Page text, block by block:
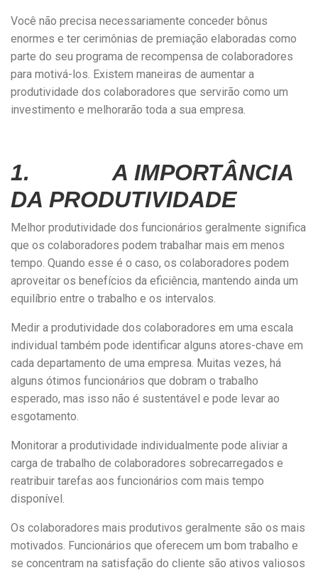
Você não precisa necessariamente conceder bônus
enormes e ter cerimônias de premiação elaboradas como
parte do seu programa de recompensa de colaboradores
para motivá-los. Existem maneiras de aumentar a
produtividade dos colaboradores que servirão como um
investimento e melhorarão toda a sua empresa.
1. A IMPORTÂNCIA
DA PRODUTIVIDADE
Melhor produtividade dos funcionários geralmente significa
que os colaboradores podem trabalhar mais em menos
tempo. Quando esse é o caso, os colaboradores podem
aproveitar os benefícios da eficiência, mantendo ainda um
equilíbrio entre o trabalho e os intervalos.
Medir a produtividade dos colaboradores em uma escala
individual também pode identificar alguns atores-chave em
cada departamento de uma empresa. Muitas vezes, há
alguns ótimos funcionários que dobram o trabalho
esperado, mas isso não é sustentável e pode levar ao
esgotamento.
Monitorar a produtividade individualmente pode aliviar a
carga de trabalho de colaboradores sobrecarregados e
reatribuir tarefas aos funcionários com mais tempo
disponível.
Os colaboradores mais produtivos geralmente são os mais
motivados. Funcionários que oferecem um bom trabalho e
se concentram na satisfação do cliente são ativos valiosos